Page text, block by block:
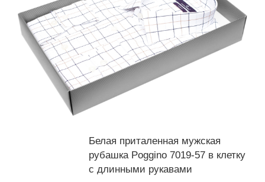
Белая приталенная мужская
рубашка Poggino 7019-57 в клетку
с длинными рукавами